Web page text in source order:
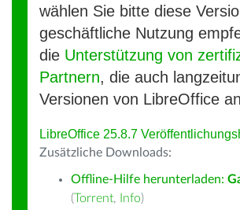
wählen Sie bitte diese
geschäftliche Nutzung
die Unterstützung von
Partnern, die auch
Versionen von LibreOffice
LibreOffice 25.8.7
Zusätzliche Downloads:
Offline-Hilfe herunterladen:
(Torrent, Info)